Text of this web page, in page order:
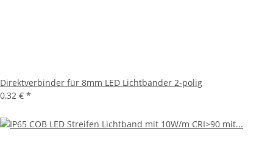
Direktverbinder für 8mm LED Lichtbänder 2-polig
0,32 € *